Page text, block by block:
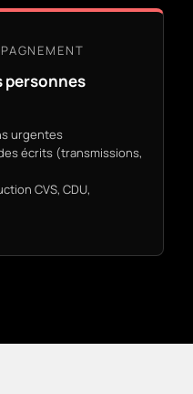
personnes
urgentes
écrits (transmissions,
CVS, CDU,